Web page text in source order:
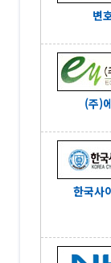
변
(주)
한국사